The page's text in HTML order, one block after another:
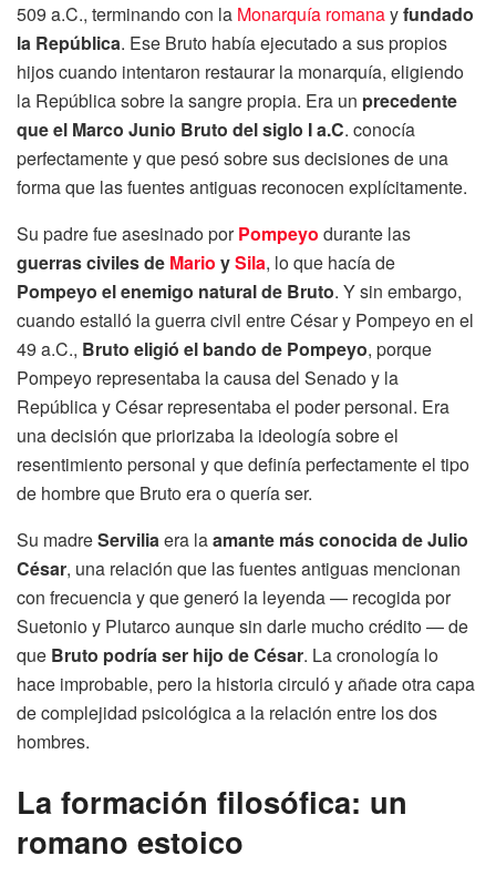
509 a.C., terminando con la Monarquía romanayfundado
la República. Ese Bruto había ejecutado a sus propios
hijos cuando intentaron restaurar la monarquía, eligiendo
la República sobre la sangre propia. Era un precedente
que el Marco Junio Bruto del siglo I a.C. conocía
perfectamente y que pesó sobre sus decisiones de una
forma que las fuentes antiguas reconocen explícitamente.
Su padre fue asesinado porPompeyo durante las
guerras civiles de Mario ySila, lo que hacía de
Pompeyo el enemigo natural de Bruto. Y sin embargo,
cuando estalló la guerra civil entre César y Pompeyo en el
49 a.C., Bruto eligió el bando de Pompeyo, porque
Pompeyo representaba la causa del Senado y la
República y César representaba el poder personal. Era
una decisión que priorizaba la ideología sobre el
resentimiento personal y que definía perfectamente el tipo
de hombre que Bruto era o quería ser.
Su madreServiliaera laamante más conocida de Julio
César, una relación que las fuentes antiguas mencionan
con frecuencia y que generó la leyenda — recogida por
Suetonio y Plutarco aunque sin darle mucho crédito — de
que Bruto podría ser hijo de César. La cronología lo
hace improbable, pero la historia circuló y añade otra capa
de complejidad psicológica a la relación entre los dos
hombres.
La formación filosófica: un
romano estoico